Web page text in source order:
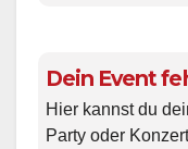
Dein Event
Hier kannst du
Party oder